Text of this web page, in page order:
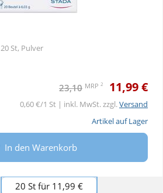
20 St, Pulver
23,10 MRP 2 11,99 €
0,60 €/1 St | inkl. MwSt. zzgl.Versand
Artikel auf Lager
In den Warenkorb
20 St für 11,99 €